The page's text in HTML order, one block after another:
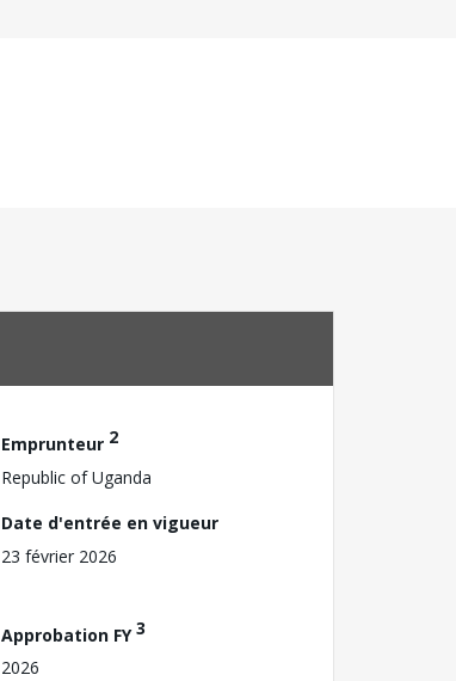
Emprunteur 2
Republic of Uganda
Date d'entrée en vigueur
23 février 2026
Approbation FY3
2026